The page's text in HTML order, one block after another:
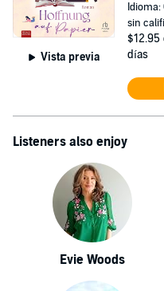
Vista previa
sin
$12.95
días
Listeners also enjoy
Evie Woods